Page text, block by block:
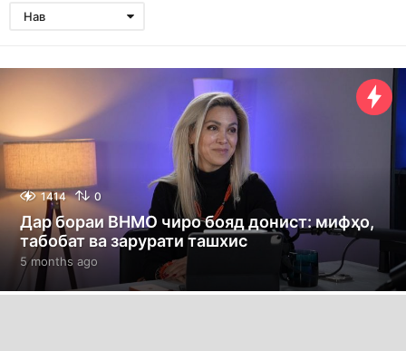
Нав
1414 0
Дар бораи ВНМО чиро бояд донист: мифҳо,
табобат ва зарурати ташхис
5 months ago
o